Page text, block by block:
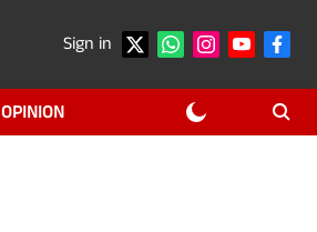
Sign in
OPINION